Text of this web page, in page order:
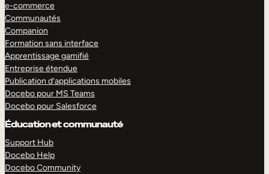
e-commerce
Communautés
Companion
Formation sans interface
Apprentissage gamifié
Entreprise étendue
Publication d’applications mobiles
Docebo pour MS Teams
Docebo pour Salesforce
Éducation et communauté
Support Hub
Docebo Help
Docebo Community